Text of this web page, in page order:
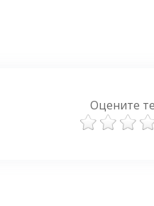
Оцените